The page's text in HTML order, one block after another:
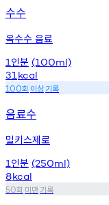
수수
옥수수 음료
1 인분 (100ml)
31 kcal
100회 이상기록
음료수
밀키스제로
1 인분 (250ml)
8kcal
50회 미만기록